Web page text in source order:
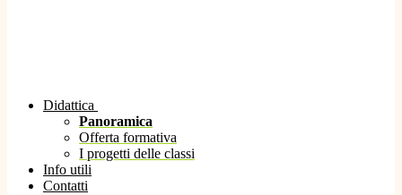
Didattica
Panoramica
Offerta formativa
I progetti delle classi
Info utili
Contatti